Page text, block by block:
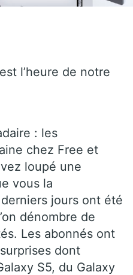
l’heure de notre
: les
chez Free et
loupé une
vous la
jours ont été
dénombre de
Les abonnés ont
dont
S5, du Galaxy